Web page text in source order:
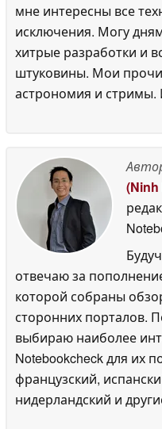
мне интересны все
исключения. Могу
хитрые разработки и
штуковины. Мои
астрономия и стримы.
отвечаю за
которой собраны
сторонних порталов.
выбираю наиболее
Notebookcheck для их
французский,
нидерландский и